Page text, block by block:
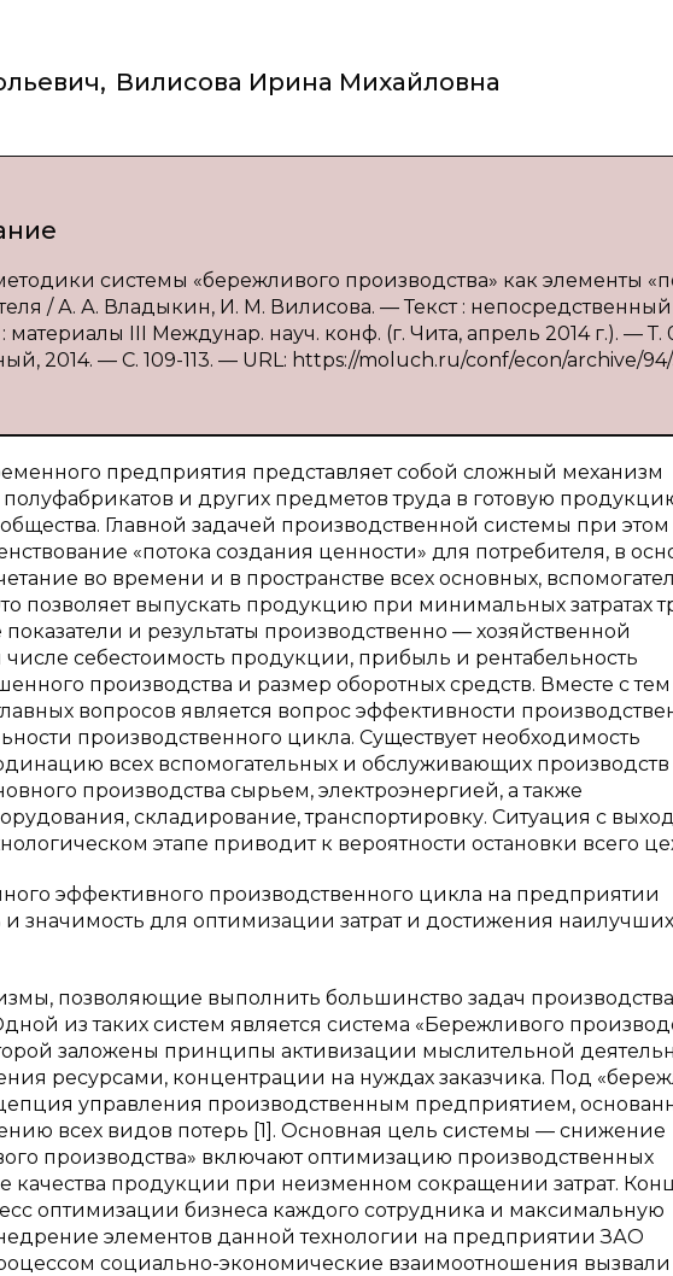
, Вилисова Ирина Михайловна
системы «бережливого производства» как элементы
/ А. А. Владыкин, И. М. Вилисова. — Текст :
III Междунар. науч. конф. (г. Чита, апрель 2014 г.). — Т.
2014. — С. 109-113. — URL: https://moluch.ru/conf/econ/archive/94/
предприятия представляет собой сложный механизм
и других предметов труда в готовую
Главной задачей производственной системы при этом
«потока создания ценности» для потребителя, в
во времени и в пространстве всех основных,
позволяет выпускать продукцию при минимальных затратах
и результаты производственно — хозяйственной
себестоимость продукции, прибыль и рентабельность
производства и размер оборотных средств. Вместе с тем
вопросов является вопрос эффективности
производственного цикла. Существует необходимость
всех вспомогательных и обслуживающих производств
производства сырьем, электроэнергией, а также
складирование, транспортировку. Ситуация с
этапе приводит к вероятности остановки всего
эффективного производственного цикла на предприятии
и значимость для оптимизации затрат и достижения наилучших
позволяющие выполнить большинство задач производства
из таких систем является система «Бережливого
заложены принципы активизации мыслительной
ресурсами, концентрации на нуждах заказчика. Под
управления производственным предприятием,
всех видов потерь [1]. Основная цель системы — снижение
производства» включают оптимизацию производственных
качества продукции при неизменном сокращении затрат.
оптимизации бизнеса каждого сотрудника и максимальную
элементов данной технологии на предприятии ЗАО
социально-экономические взаимоотношения